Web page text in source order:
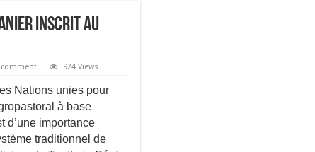
inscrit au
comment 924 Views
Nations unies pour
à base
d’une importance
traditionnel de